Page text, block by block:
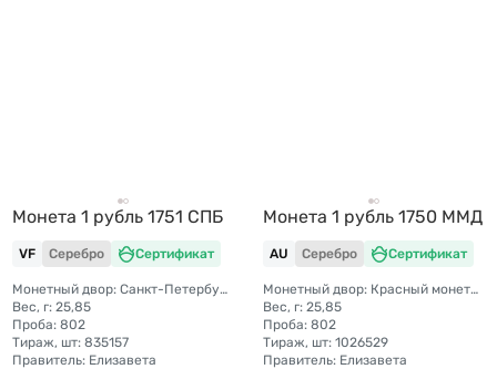
Монета 1 рубль 1751 СПБ
VF Серебро Сертификат
Монетный двор: Санкт-Петербургский монетный двор
Вес, г: 25,85
Проба: 802
Тираж, шт: 835157
Правитель: Елизавета
Монета 1 рубль 1750 ММД
AU Серебро Сертификат
Монетный двор: Красный монетный двор (Москва)
Вес, г: 25,85
Проба: 802
Тираж, шт: 1026529
Правитель: Елизавета